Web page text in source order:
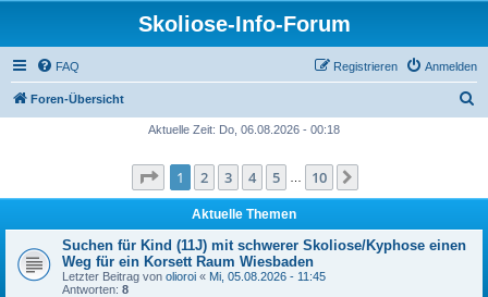
Skoliose-Info-Forum
FAQ Anmelden
Registrieren
Foren-Übersicht
e
Aktuelle Zeit: Do, 06.08.2026 - 00:18
Seite 1von 10
1 2 3 4 5 10
Aktuelle Themen
Suchen für Kind (11J) mit schwerer Skoliose/Kyphose einen
Weg für ein Korsett Raum Wiesbaden
Letzter Beitrag von olioroi « Mi, 05.08.2026 - 11:45
Antworten: 8